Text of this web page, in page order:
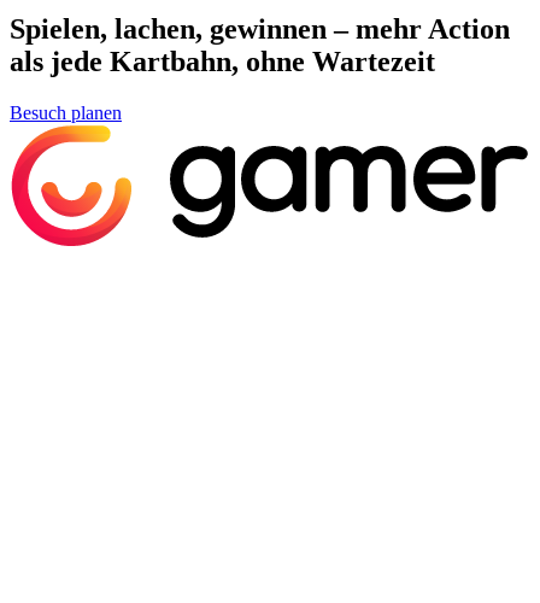
Spielen, lachen, gewinnen – mehr Action
als jede Kartbahn, ohne Wartezeit
Besuch planen